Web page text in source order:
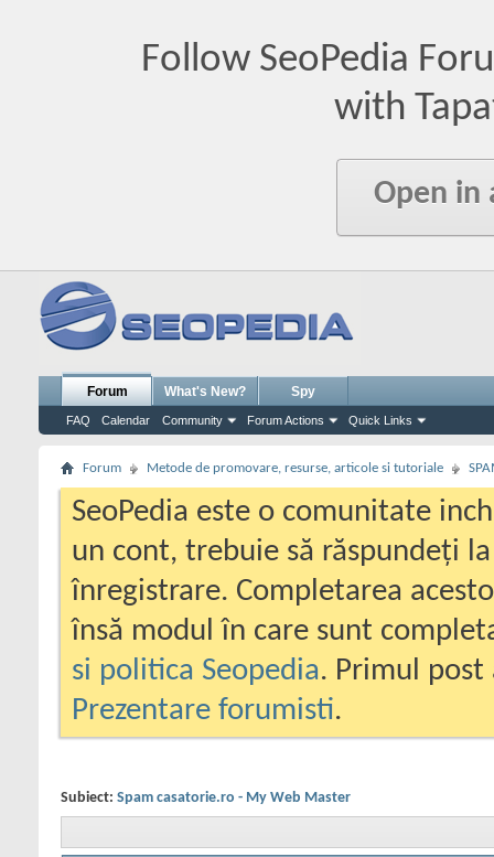
Follow SeoPedia
with
Open in
Forum
FAQ Calendar Community Forum Actions Quick Links
What's New? Spy
Forum Metode de promovare, resurse, articole si tutoriale
SeoPedia este o comunitate
un cont, trebuie să răspundeți
înregistrare. Completarea
însă modul în care sunt
si politica Seopedia. Primul
Prezentare forumisti.
Subiect: Spam casatorie.ro - My Web Master